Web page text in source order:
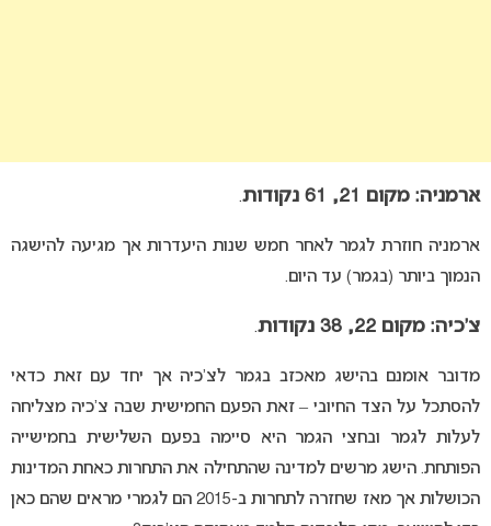
ארמניה: מקום 21, 61 נקודות .
ארמניה חוזרת לגמר לאחר חמש שנות היעדרות אך מגיעה להישגה
הנמוך ביותר (בגמר) עד היום.
צ’כיה: מקום 22, 38 נקודות .
מדובר אומנם בהישג מאכזב בגמר לצ’כיה אך יחד עם זאת כדאי
להסתכל על הצד החיובי – זאת הפעם החמישית שבה צ’כיה מצליחה
לעלות לגמר ובחצי הגמר היא סיימה בפעם השלישית בחמישייה
הפותחת. הישג מרשים למדינה שהתחילה את התחרות כאחת המדינות
הכושלות אך מאז שחזרה לתחרות ב-2015 הם לגמרי מראים שהם כאן